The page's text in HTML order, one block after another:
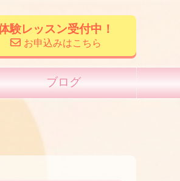
験レッスン受付中！
お申込みはこちら
ブログ